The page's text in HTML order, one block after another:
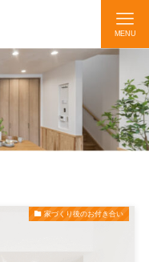
MENU
家づくり後のお付き合い